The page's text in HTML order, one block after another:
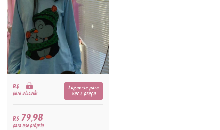
R$
para atacado
Logue-se para
ver o preço
R$79,98
para uso próprio